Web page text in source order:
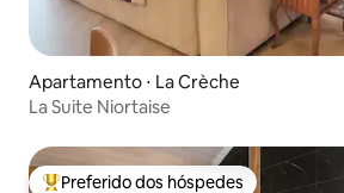
Apartamento ⋅ La Crèche
La Suite Niortaise
Preferido dos hóspedes